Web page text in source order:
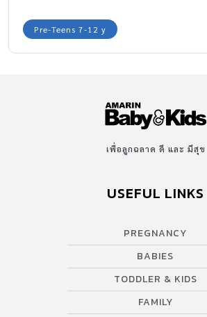
Pre-Teens 7-12 y
เพื่อลูกฉลาด ดี และ มีสุข
USEFUL LINKS
PREGNANCY
BABIES
TODDLER & KIDS
FAMILY